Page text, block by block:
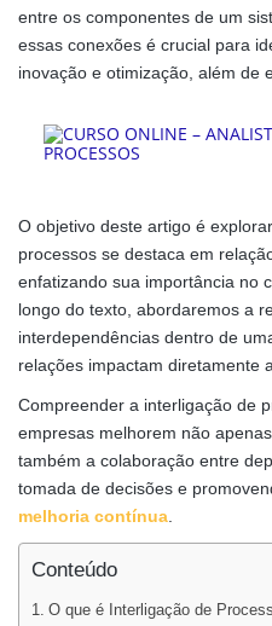
entre os componentes de um
essas conexões é crucial para
inovação e otimização, além de
O objetivo deste artigo é
processos se destaca em
enfatizando sua importância no
longo do texto, abordaremos a
interdependências dentro de
relações impactam diretamente
Compreender a interligação de
empresas melhorem não
também a colaboração entre
tomada de decisões e
melhoria contínua.
Conteúdo
O que é Interligação de